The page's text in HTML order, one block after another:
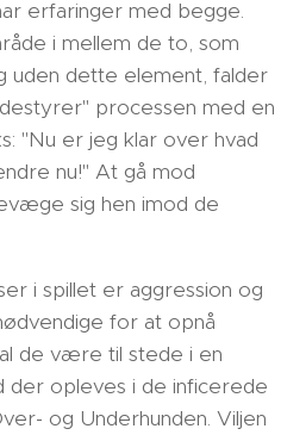
erfaringer med begge.
i mellem de to, som
uden dette element, falder
processen med en
"Nu er jeg klar over hvad
nu!" At gå mod
sig hen imod de
i spillet er aggression og
for at opnå
de være til stede i en
der opleves i de inficerede
og Underhunden. Viljen